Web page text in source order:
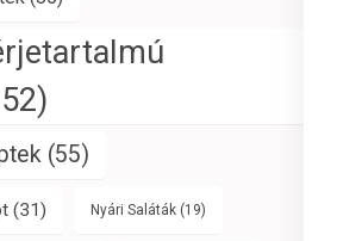
(55)
(31) Nyári Saláták (19)